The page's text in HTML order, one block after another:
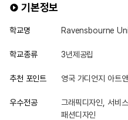
기본정보
학교명 Ravensbourne
학교종류 3년제공립
추천 포인트 영국 가디언지 아트
우수전공
그래픽디자인, 서비
패션디자인